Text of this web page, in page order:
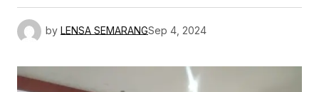
by LENSA SEMARANGSep 4, 2024